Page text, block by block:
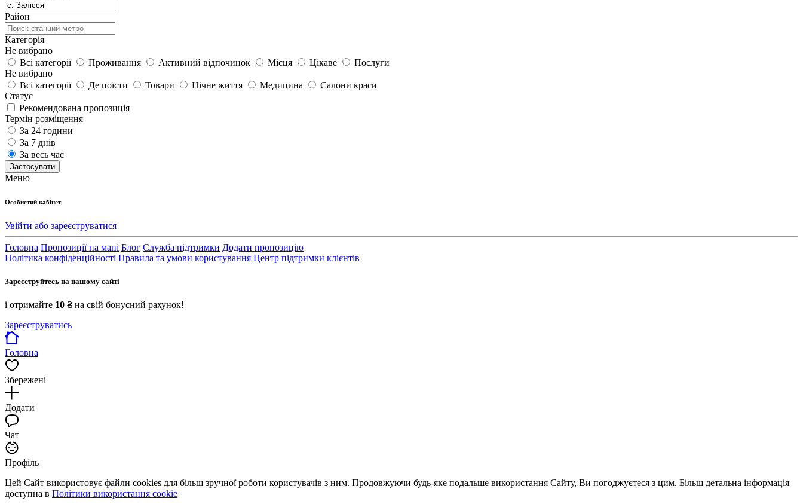
Район
Категорія
Не вибрано
Всі категорії
Проживання Активний відпочинок Місця Цікаве
Послуги
Не вибрано
Всі категорії
Де поїсти Товари Нічне життя Медицина
Салони краси
Статус
Рекомендована пропозиція
Термін розміщення
За 24 години
За 7 днів
За весь час
Застосувати
Меню
Особистий кабінет
Увійти або зареєструватися
Головна Пропозиції на мапі Блог Служба підтримки Додати пропозицію
Політика конфіденційності Правила та умови користування Центр підтримки клієнтів
Зареєструйтесь на нашому сайті
і отримайте 10 ₴ на свій бонусний рахунок!
Зареєструватись
Головна
Збережені
Додати
Чат
Профіль
Цей Сайт використовує файли cookies для більш зручної роботи користувачів з ним. Продовжуючи будь-яке подальше використання Сайту, Ви погоджуєтеся з цим. Більш детальна інформація
доступна в Політики використання cookie